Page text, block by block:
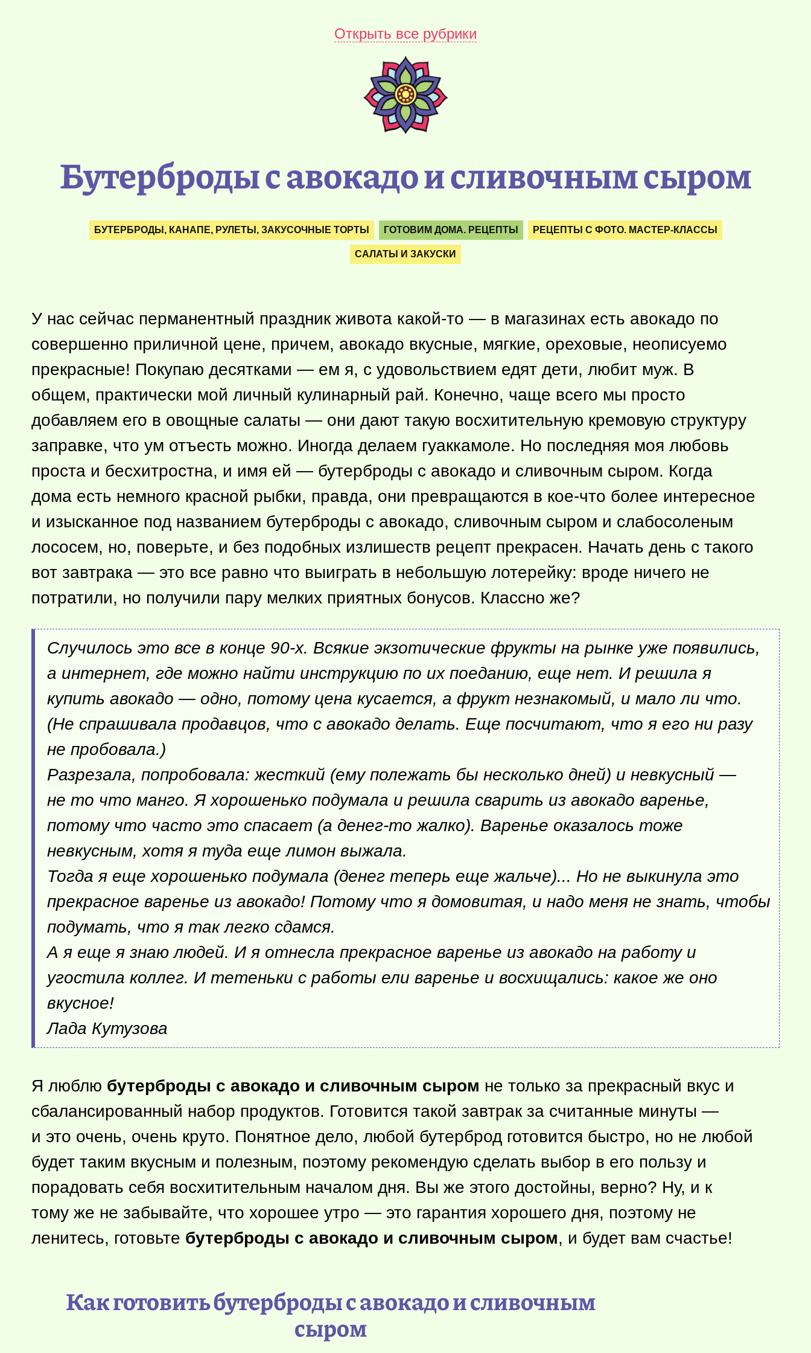
Открыть все рубрики
Бутерброды с авокадо и сливочным сыром
БУТЕРБРОДЫ, КАНАПЕ, РУЛЕТЫ, ЗАКУСОЧНЫЕ ТОРТЫ ГОТОВИМ ДОМА. РЕЦЕПТЫ РЕЦЕПТЫ С ФОТО. МАСТЕР-КЛАССЫ
САЛАТЫ И ЗАКУСКИ
У нас сейчас перманентный праздник живота какой-то — в магазинах есть авокадо по
совершенно приличной цене, причем, авокадо вкусные, мягкие, ореховые, неописуемо
прекрасные! Покупаю десятками — ем я, с удовольствием едят дети, любит муж. В
общем, практически мой личный кулинарный рай. Конечно, чаще всего мы просто
добавляем его в овощные салаты — они дают такую восхитительную кремовую структуру
заправке, что ум отъесть можно. Иногда делаем гуаккамоле. Но последняя моя любовь
проста и бесхитростна, и имя ей — бутерброды с авокадо и сливочным сыром. Когда
дома есть немного красной рыбки, правда, они превращаются в кое-что более интересное
и изысканное под названием бутерброды с авокадо, сливочным сыром и слабосоленым
лососем, но, поверьте, и без подобных излишеств рецепт прекрасен. Начать день с такого
вот завтрака — это все равно что выиграть в небольшую лотерейку: вроде ничего не
потратили, но получили пару мелких приятных бонусов. Классно же?
Случилось это все в конце 90-х. Всякие экзотические фрукты на рынке уже появились,
а интернет, где можно найти инструкцию по их поеданию, еще нет. И решила я
купить авокадо — одно, потому цена кусается, а фрукт незнакомый, и мало ли что.
(Не спрашивала продавцов, что с авокадо делать. Еще посчитают, что я его ни разу
не пробовала.)
Разрезала, попробовала: жесткий (ему полежать бы несколько дней) и невкусный —
не то что манго. Я хорошенько подумала и решила сварить из авокадо варенье,
потому что часто это спасает (а денег-то жалко). Варенье оказалось тоже
невкусным, хотя я туда еще лимон выжала.
Тогда я еще хорошенько подумала (денег теперь еще жальче)... Но не выкинула это
прекрасное варенье из авокадо! Потому что я домовитая, и надо меня не знать, чтобы
подумать, что я так легко сдамся.
А я еще я знаю людей. И я отнесла прекрасное варенье из авокадо на работу и
угостила коллег. И тетеньки с работы ели варенье и восхищались: какое же оно
вкусное!
Лада Кутузова
Я люблю бутерброды с авокадо и сливочным сыром не только за прекрасный вкус и
сбалансированный набор продуктов. Готовится такой завтрак за считанные минуты —
и это очень, очень круто. Понятное дело, любой бутерброд готовится быстро, но не любой
будет таким вкусным и полезным, поэтому рекомендую сделать выбор в его пользу и
порадовать себя восхитительным началом дня. Вы же этого достойны, верно? Ну, и к
тому же не забывайте, что хорошее утро — это гарантия хорошего дня, поэтому не
ленитесь, готовьте бутерброды с авокадо и сливочным сыром, и будет вам счастье!
Как готовить бутерброды с авокадо и сливочным
сыром